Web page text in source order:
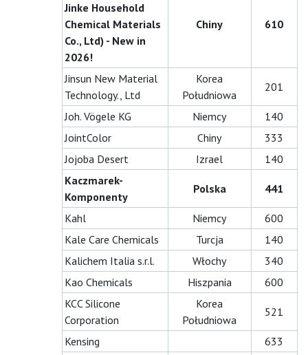
Jinke Household
Chemical Materials
Co., Ltd) - New in
2026!
Chiny 610
Jinsun New Material
Technology., Ltd
Korea
Południowa
201
Joh. Vögele KG Niemcy
140
JointColor
Chiny
333
Jojoba Desert
Izrael
140
Kaczmarek-
Komponenty
Polska 441
Kahl Niemcy
600
Kale Care Chemicals
Turcja
140
Kalichem Italia s.r.l.
Włochy
340
Kao Chemicals
Hiszpania
600
KCC Silicone
Corporation
Korea
Południowa
521
Kensing
633